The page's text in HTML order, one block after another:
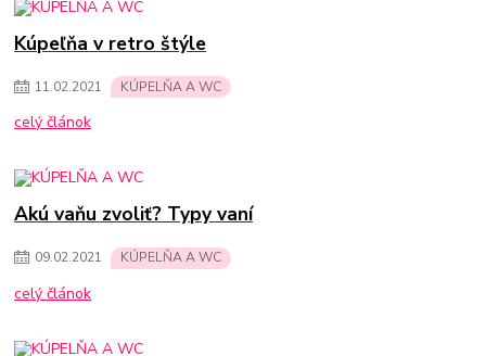
Kúpeľňa v retro štýle
11.02.2021 KÚPELŇA A WC
celý článok
Akú vaňu zvoliť? Typy vaní
09.02.2021 KÚPELŇA A WC
celý článok